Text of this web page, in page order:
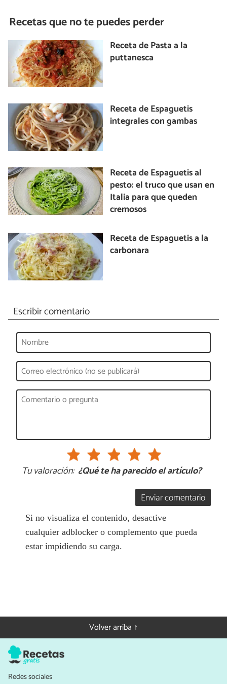
Recetas que no te puedes perder
Receta de Pasta a la
puttanesca
Receta de Espaguetis
integrales con gambas
Receta de Espaguetis al
pesto: el truco que usan en
Italia para que queden
cremosos
Receta de Espaguetis a la
carbonara
Escribir comentario
Tu valoración: ¿Qué te ha parecido el artículo?
Enviar comentario
Si no visualiza el contenido, desactive
cualquier adblocker o complemento que pueda
estar impidiendo su carga.
Volver arriba ↑
Redes sociales